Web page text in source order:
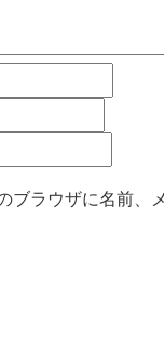
ラウザに名前、